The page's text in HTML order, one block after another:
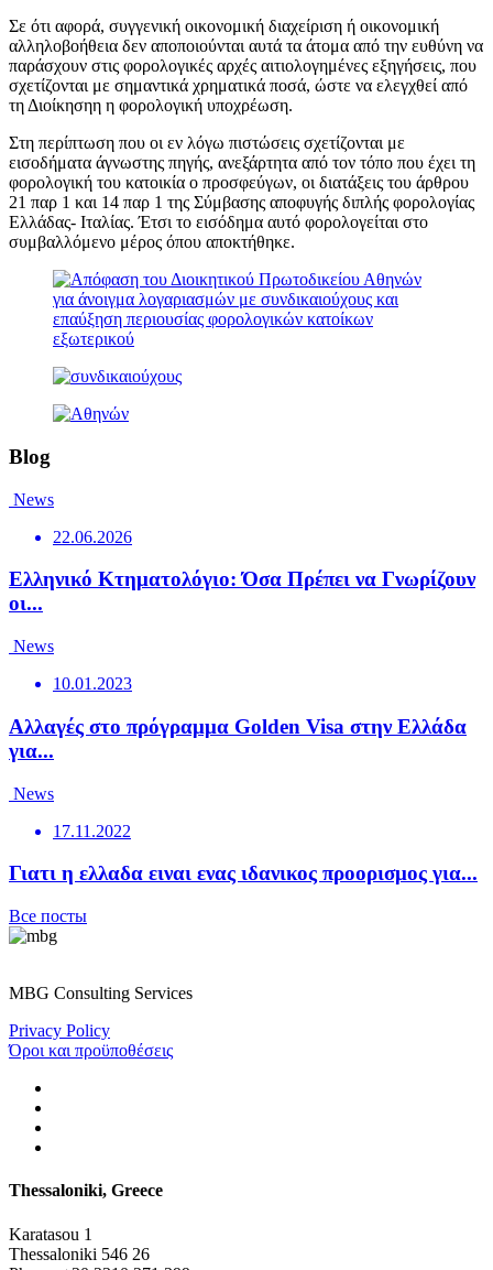
Σε ότι αφορά, συγγενική οικονομική διαχείριση ή οικονομική
αλληλοβοήθεια δεν αποποιούνται αυτά τα άτομα από την ευθύνη να
παράσχουν στις φορολογικές αρχές αιτιολογημένες εξηγήσεις, που
σχετίζονται με σημαντικά χρηματικά ποσά, ώστε να ελεγχθεί από
τη Διοίκησηη η φορολογική υποχρέωση.
Στη περίπτωση που οι εν λόγω πιστώσεις σχετίζονται με
εισοδήματα άγνωστης πηγής, ανεξάρτητα από τον τόπο που έχει τη
φορολογική του κατοικία ο προσφεύγων, οι διατάξεις του άρθρου
21 παρ 1 και 14 παρ 1 της Σύμβασης αποφυγής διπλής φορολογίας
Ελλάδας- Ιταλίας. Έτσι το εισόδημα αυτό φορολογείται στο
συμβαλλόμενο μέρος όπου αποκτήθηκε.
Blog
News
22.06.2026
Ελληνικό Κτηματολόγιο: Όσα Πρέπει να Γνωρίζουν
οι...
News
10.01.2023
Αλλαγές στο πρόγραμμα Golden Visa στην Ελλάδα
για...
News
17.11.2022
Γιατι η ελλαδα ειναι ενας ιδανικος προορισμος για...
Все посты
MBG Consulting Services
Privacy Policy
Όροι και προϋποθέσεις
Thessaloniki, Greece
Karatasou 1
Thessaloniki 546 26